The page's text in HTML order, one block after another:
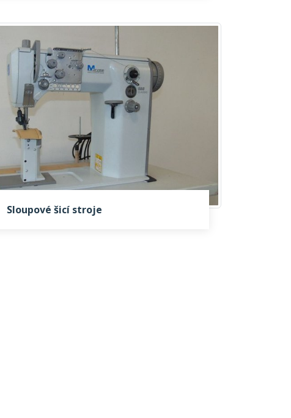
Sloupové šicí stroje